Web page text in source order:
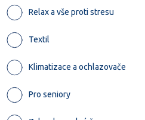
Relax a vše proti stresu
Textil
Klimatizace a ochlazovače
Pro seniory